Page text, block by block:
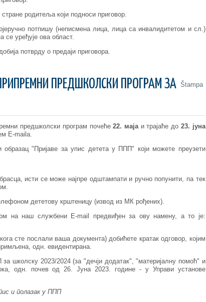
родитеља који подноси приговор.
потпишу (неписмена лица, лица са инвалидитетом и сл.)
се уређује ова област.
потврду о предаји приговора.
ПРЕДШКОЛСКИ ПРОГРАМ ЗА Štampa
предшколски програм почеће22. мајаи трајаће до 23. јуна
Е-maila.
образац "Пријаве за упис детета у ППП" који можете преузети
исти се може најпре одштампати и ручно попунити, па тек
дететову крштеницу (извод из МК рођених).
на наш службени E-mail предвиђен за ову намену, а то је:
сте послали ваша документа) добићете кратак одговор, којим
одн. евидентирана.
2023/2024 (за "дечји додатак", "материјалну помоћ" и
одн. почев од 26. Јуна 2023. године - у Управи установе
и полазак у ППП